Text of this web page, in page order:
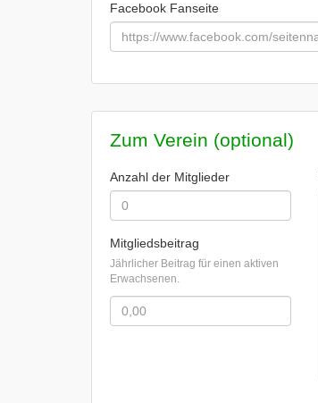
Facebook Fanseite
Zum Verein (optional)
Anzahl der Mitglieder
Mitgliedsbeitrag
Jährlicher Beitrag für einen aktiven
Erwachsenen.